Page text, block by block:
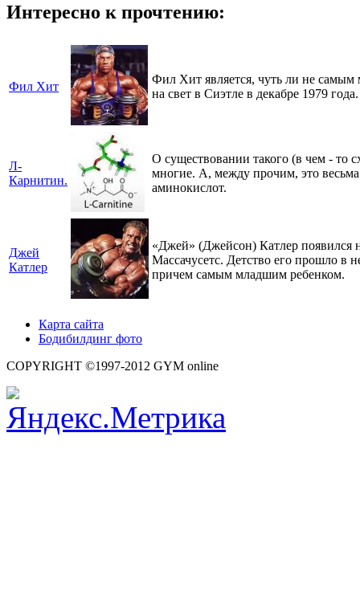
Интересно к прочтению:
Фил Хит
Фил Хит является, чуть ли не
на свет в Сиэтле в декабре 1979 года.
Л-
Карнитин.
О существовании такого (в чем - то
многие. А, между прочим, это весьма
аминокислот.
Джей
Катлер
«Джей» (Джейсон) Катлер появился
Массачусетс. Детство его прошло в
причем самым младшим ребенком.
Карта сайта
Бодибилдинг фото
COPYRIGHT ©1997-2012 GYM online